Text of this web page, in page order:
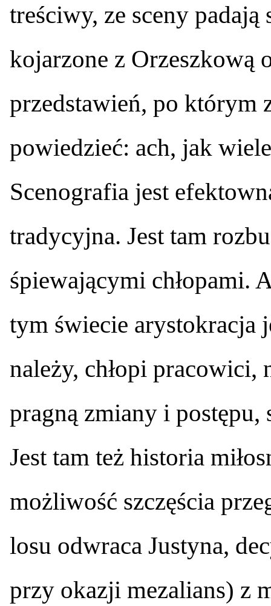
treściwy, ze sceny
kojarzone z Orzeszkową
przedstawień, po którym
powiedzieć: ach, jak
Scenografia jest
tradycyjna. Jest tam
śpiewającymi chłopami.
tym świecie arystokracja
należy, chłopi pracowici,
pragną zmiany i postępu,
Jest tam też historia
możliwość szczęścia
losu odwraca Justyna,
przy okazji mezalians) z